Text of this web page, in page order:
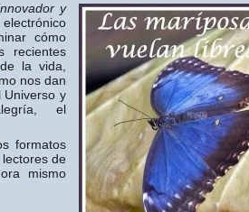
y
cómo
recientes
la vida,
nos dan
Universo y
el
formatos
de
mismo